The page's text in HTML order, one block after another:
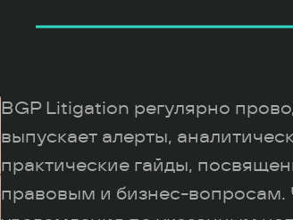
BGP Litigation регулярно
выпускает алерты,
практические гайды,
правовым и бизнес-вопросам.